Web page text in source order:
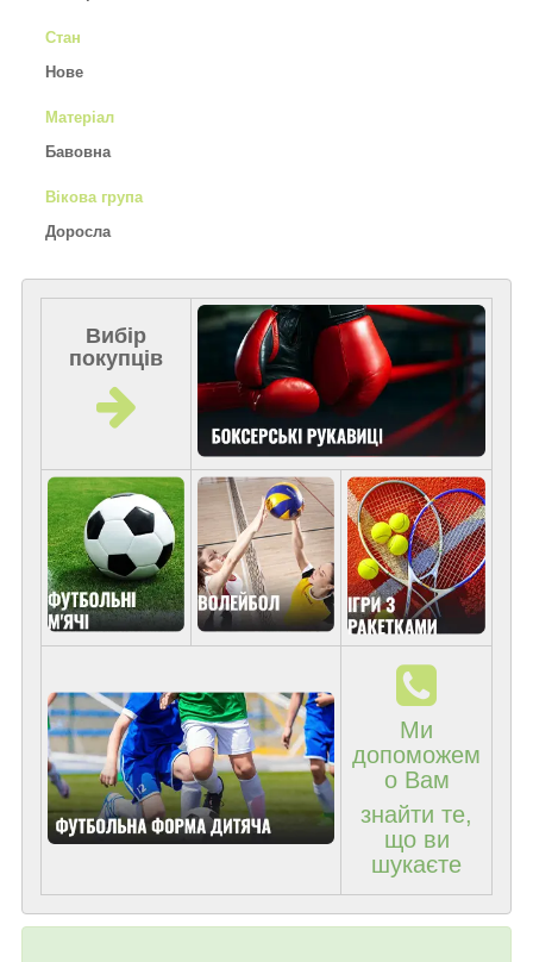
Стан
Нове
Матеріал
Бавовна
Вікова група
Доросла
Вибір
покупців
Ми
допоможем
о Вам
знайти те,
що ви
шукаєте